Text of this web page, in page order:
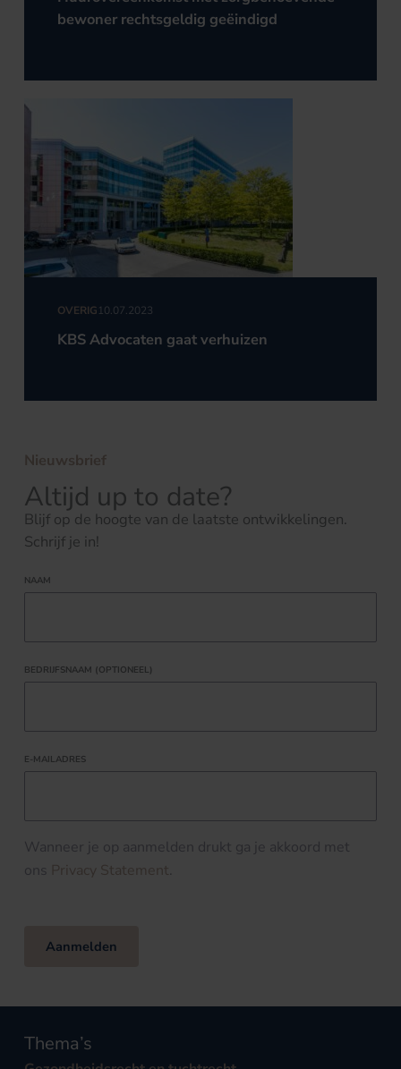
bewoner rechtsgeldig geëindigd
OVERIG10.07.2023
KBS Advocaten gaat verhuizen
Nieuwsbrief
Altijd up to date?
Blijf op de hoogte van de laatste ontwikkelingen.
Schrijf je in!
NAAM
BEDRIJFSNAAM (OPTIONEEL)
E-MAILADRES
Wanneer je op aanmelden drukt ga je akkoord met
ons Privacy Statement.
Aanmelden
Thema’s